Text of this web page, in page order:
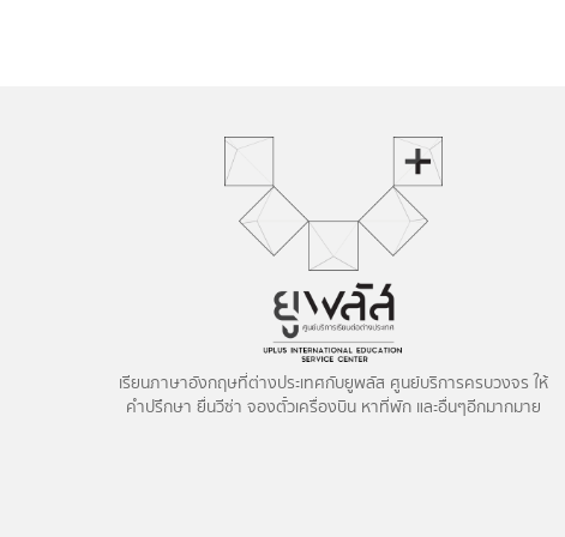
เรียนภาษาอังกฤษที่ต่างประเทศกับยูพลัส ศูนย์บริการครบวงจร ให้
คำปรึกษา ยื่นวีซ่า จองตั๋วเครื่องบิน หาที่พัก และอื่นๆอีกมากมาย